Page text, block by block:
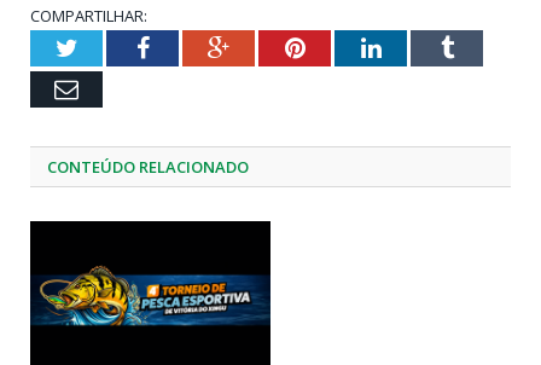
COMPARTILHAR:
TwitterFacebookGoogle+PinterestLinkedInTumblr
Email
CONTEÚDO RELACIONADO